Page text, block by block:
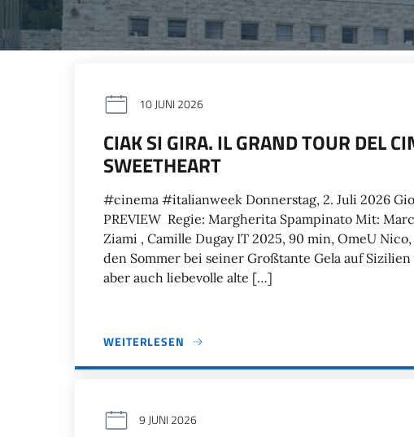
10 JUNI 2026
CIAK SI GIRA. IL GRAND TOUR DEL
SWEETHEART
#cinema #italianweek Donnerstag, 2. Juli 2026
PREVIEW Regie: Margherita Spampinato Mit:
Ziami , Camille Dugay IT 2025, 90 min, OmeU
den Sommer bei seiner Großtante Gela auf
aber auch liebevolle alte […]
WEITERLESEN
9 JUNI 2026